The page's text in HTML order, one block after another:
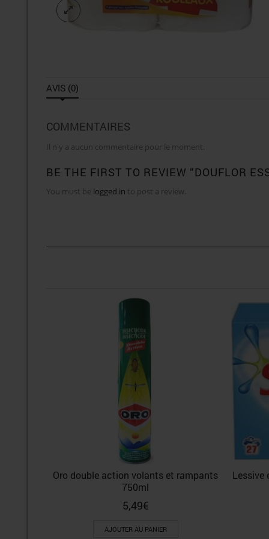
AVIS (0)
COMMENTAIRES
Il n'y a aucun commentaire pour le moment.
BE THE FIRST TO REVIEW “DOUFLOR
You must be logged in to post a review.
Oro double action volants et rampants
750ml
5,49€
AJOUTER AU PANIER
Lessive